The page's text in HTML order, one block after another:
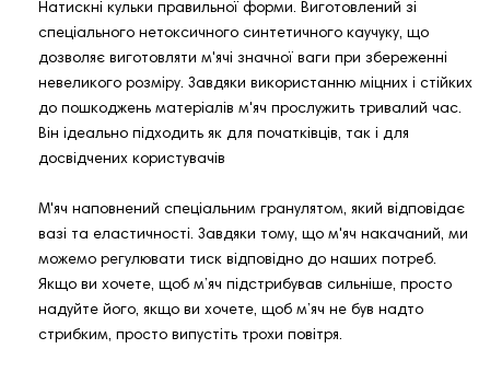
Натискні кульки правильної форми. Виготовлений зі
спеціального нетоксичного синтетичного каучуку, що
дозволяє виготовляти м'ячі значної ваги при збереженні
невеликого розміру. Завдяки використанню міцних і стійких
до пошкоджень матеріалів м'яч прослужить тривалий час.
Він ідеально підходить як для початківців, так і для
досвідчених користувачів
М'яч наповнений спеціальним гранулятом, який відповідає
вазі та еластичності. Завдяки тому, що м'яч накачаний, ми
можемо регулювати тиск відповідно до наших потреб.
Якщо ви хочете, щоб м’яч підстрибував сильніше, просто
надуйте його, якщо ви хочете, щоб м’яч не був надто
стрибким, просто випустіть трохи повітря.